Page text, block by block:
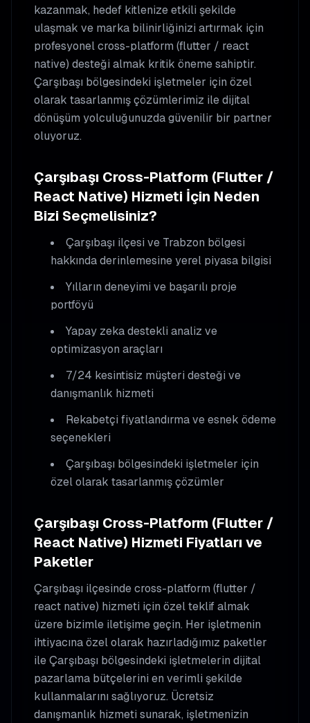
kazanmak, hedef kitlenize etkili şekilde
ulaşmak ve marka bilinirliğinizi artırmak için
profesyonelcross-platform (flutter / react
native) desteği almak kritik öneme sahiptir.
Çarşıbaşı bölgesindeki işletmeler için özel
olarak tasarlanmış çözümlerimiz ile dijital
dönüşüm yolculuğunuzda güvenilir bir partner
oluyoruz.
Çarşıbaşı Cross-Platform (Flutter /
React Native) Hizmeti İçin Neden
Bizi Seçmelisiniz?
Çarşıbaşı ilçesi ve Trabzon bölgesi
hakkında derinlemesine yerel piyasa bilgisi
Yılların deneyimi ve başarılı proje
portföyü
Yapay zeka destekli analiz ve
optimizasyon araçları
7/24 kesintisiz müşteri desteği ve
danışmanlık hizmeti
Rekabetçi fiyatlandırma ve esnek ödeme
seçenekleri
Çarşıbaşı bölgesindeki işletmeler için
özel olarak tasarlanmış çözümler
Çarşıbaşı Cross-Platform (Flutter /
React Native) Hizmeti Fiyatları ve
Paketler
Çarşıbaşı ilçesindecross-platform (flutter /
react native) hizmeti için özel teklif almak
üzere bizimle iletişime geçin. Her işletmenin
ihtiyacına özel olarak hazırladığımız paketler
ileÇarşıbaşı bölgesindeki işletmelerin dijital
pazarlama bütçelerini en verimli şekilde
kullanmalarını sağlıyoruz. Ücretsiz
danışmanlık hizmeti sunarak, işletmenizin